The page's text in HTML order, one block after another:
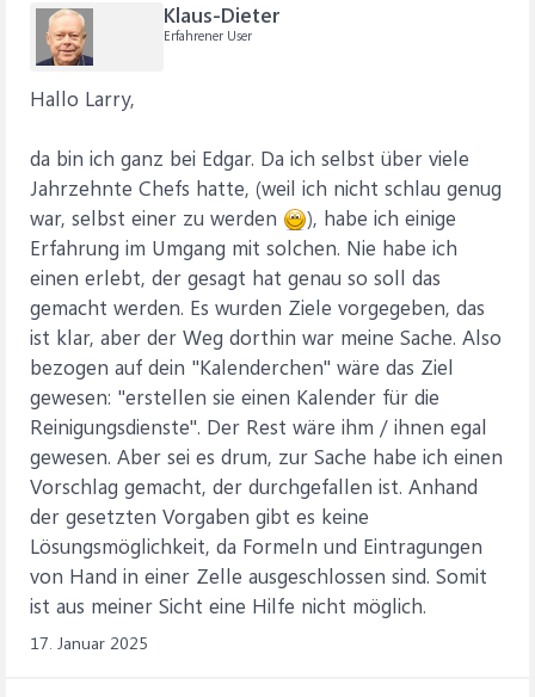
Klaus-Dieter
Erfahrener User
Hallo Larry,
da bin ich ganz bei Edgar. Da ich selbst über viele
Jahrzehnte Chefs hatte, (weil ich nicht schlau genug
war, selbst einer zu werden
), habe ich einige
Erfahrung im Umgang mit solchen. Nie habe ich
einen erlebt, der gesagt hat genau so soll das
gemacht werden. Es wurden Ziele vorgegeben, das
ist klar, aber der Weg dorthin war meine Sache. Also
bezogen auf dein "Kalenderchen" wäre das Ziel
gewesen: "erstellen sie einen Kalender für die
Reinigungsdienste". Der Rest wäre ihm / ihnen egal
gewesen. Aber sei es drum, zur Sache habe ich einen
Vorschlag gemacht, der durchgefallen ist. Anhand
der gesetzten Vorgaben gibt es keine
Lösungsmöglichkeit, da Formeln und Eintragungen
von Hand in einer Zelle ausgeschlossen sind. Somit
ist aus meiner Sicht eine Hilfe nicht möglich.
17. Januar 2025